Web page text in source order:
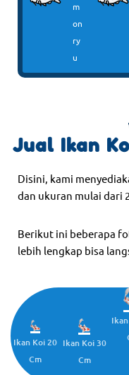
m
on
ry
u
Jual Ikan
Disini, kami
dan ukuran mulai dari
Berikut ini beberapa
lebih lengkap bisa
Ikan Koi 20
Cm
Ikan Koi 30
Cm